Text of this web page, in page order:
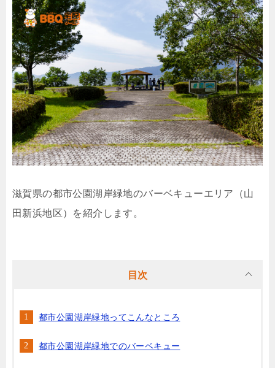
滋賀県の都市公園湖岸緑地のバーベキューエリア（山
田新浜地区）を紹介します。
目次
都市公園湖岸緑地ってこんなところ
都市公園湖岸緑地でのバーベキュー